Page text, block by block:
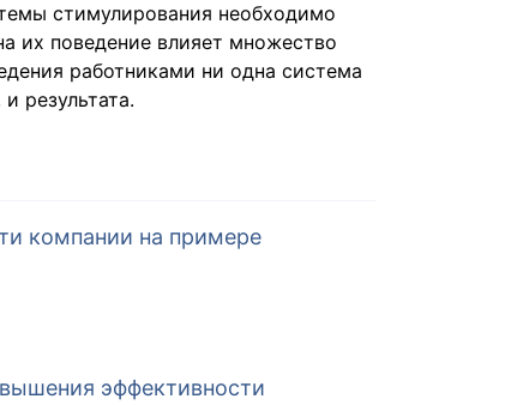
стимулирования необходимо
их поведение влияет множество
работниками ни одна система
результата.
компании на примере
эффективности